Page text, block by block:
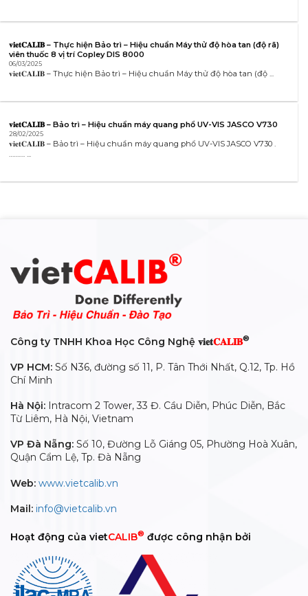
𝐯𝐢𝐞𝐭𝐂𝐀𝐋𝐈𝐁 – Thực hiện Bảo trì – Hiệu chuẩn Máy thử độ hòa tan (độ rã)
viên thuốc 8 vị trí Copley DIS 8000
06/03/2025
𝐯𝐢𝐞𝐭𝐂𝐀𝐋𝐈𝐁 – Thực hiện Bảo trì – Hiệu chuẩn Máy thử độ hòa tan (độ ...
𝐯𝐢𝐞𝐭𝐂𝐀𝐋𝐈𝐁 – Bảo trì – Hiệu chuẩn máy quang phổ UV-VIS JASCO V730
28/02/2025
𝐯𝐢𝐞𝐭𝐂𝐀𝐋𝐈𝐁 – Bảo trì – Hiệu chuẩn máy quang phổ UV-VIS JASCO V730 .
………. ...
Công ty TNHH Khoa Học Công Nghệ 𝐯𝐢𝐞𝐭𝐂𝐀𝐋𝐈𝐁®
VP HCM: Số N36, đường số 11, P. Tân Thới Nhất, Q.12, Tp. Hồ
Chí Minh
Hà Nội: Intracom 2 Tower, 33 Đ. Cầu Diễn, Phúc Diễn, Bắc
Từ Liêm, Hà Nội, Vietnam
VP Đà Nẵng: Số 10, Đường Lỗ Giáng 05, Phường Hoà Xuân,
Quận Cẩm Lệ, Tp. Đà Nẵng
Web: www.vietcalib.vn
Mail: info@vietcalib.vn
Hoạt động của vietCALIB® được công nhận bởi